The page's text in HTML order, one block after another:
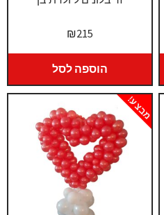
₪215
הוספה לסל
מבצע!